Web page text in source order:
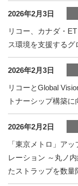
2026年2月3日
リコー、カナダ・
ス環境を支援する
2026年2月3日
リコーとGlobal
トナーシップ構築
2026年2月2日
「東京メトロ」ア
レーション ～丸ノ
たストラップを数量